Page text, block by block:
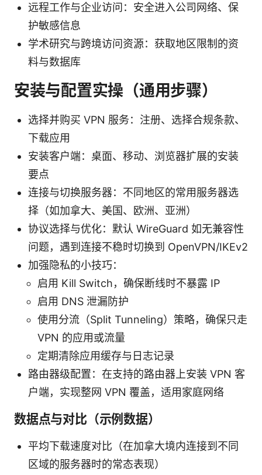
远程工作与企业访问：安全进入公司网络、保
护敏感信息
学术研究与跨境访问资源：获取地区限制的资
料与数据库
安装与配置实操（通用步骤）
选择并购买 VPN 服务：注册、选择合规条款、
下载应用
安装客户端：桌面、移动、浏览器扩展的安装
要点
连接与切换服务器：不同地区的常用服务器选
择（如加拿大、美国、欧洲、亚洲）
协议选择与优化：默认 WireGuard 如无兼容性
问题，遇到连接不稳时切换到 OpenVPN/IKEv2
加强隐私的小技巧：
启用 Kill Switch，确保断线时不暴露 IP
启用 DNS 泄漏防护
使用分流（Split Tunneling）策略，确保只走
VPN 的应用或流量
定期清除应用缓存与日志记录
路由器级配置：在支持的路由器上安装 VPN 客
户端，实现整网 VPN 覆盖，适用家庭网络
数据点与对比（示例数据）
平均下载速度对比（在加拿大境内连接到不同
区域的服务器时的常态表现）